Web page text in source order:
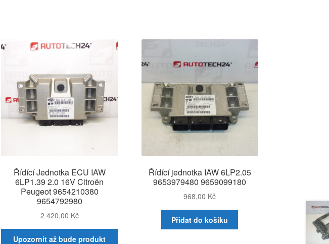
Řídící Jednotka ECU IAW
6LP1.39 2.0 16V Citroën
Peugeot 9654210380
9654792980
2 420,00 Kč
Upozornit až bude produkt
Řídící jednotka IAW 6LP2.05
9653979480 9659099180
968,00 Kč
Přidat do košíku